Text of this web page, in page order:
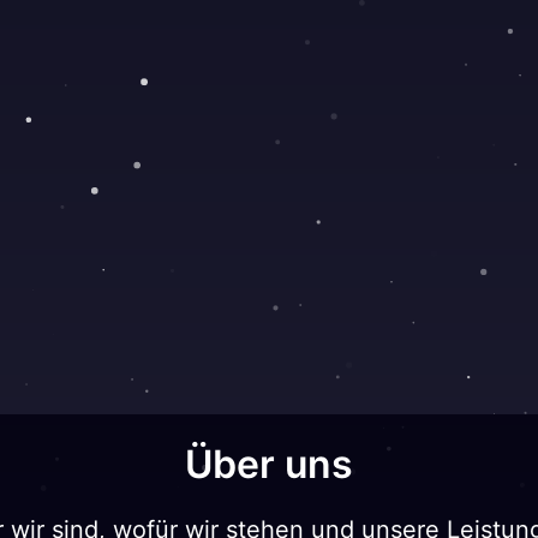
Über uns
wir sind, wofür wir stehen und unsere